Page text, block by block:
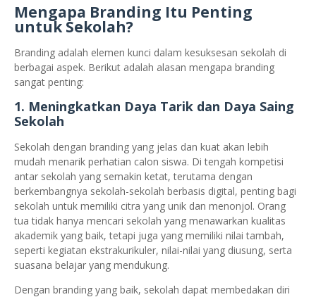
Mengapa Branding Itu Penting
untuk Sekolah?
Branding adalah elemen kunci dalam kesuksesan sekolah di
berbagai aspek. Berikut adalah alasan mengapa branding
sangat penting:
1. Meningkatkan Daya Tarik dan Daya Saing
Sekolah
Sekolah dengan branding yang jelas dan kuat akan lebih
mudah menarik perhatian calon siswa. Di tengah kompetisi
antar sekolah yang semakin ketat, terutama dengan
berkembangnya sekolah-sekolah berbasis digital, penting bagi
sekolah untuk memiliki citra yang unik dan menonjol. Orang
tua tidak hanya mencari sekolah yang menawarkan kualitas
akademik yang baik, tetapi juga yang memiliki nilai tambah,
seperti kegiatan ekstrakurikuler, nilai-nilai yang diusung, serta
suasana belajar yang mendukung.
Dengan branding yang baik, sekolah dapat membedakan diri